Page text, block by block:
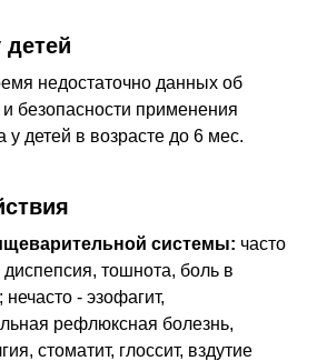
недостаточно данных об
безопасности применения
у детей в возрасте до 6 мес.
системы: часто
тошнота, боль в
- эзофагит,
рефлюксная болезнь,
стоматит, глоссит, вздутие